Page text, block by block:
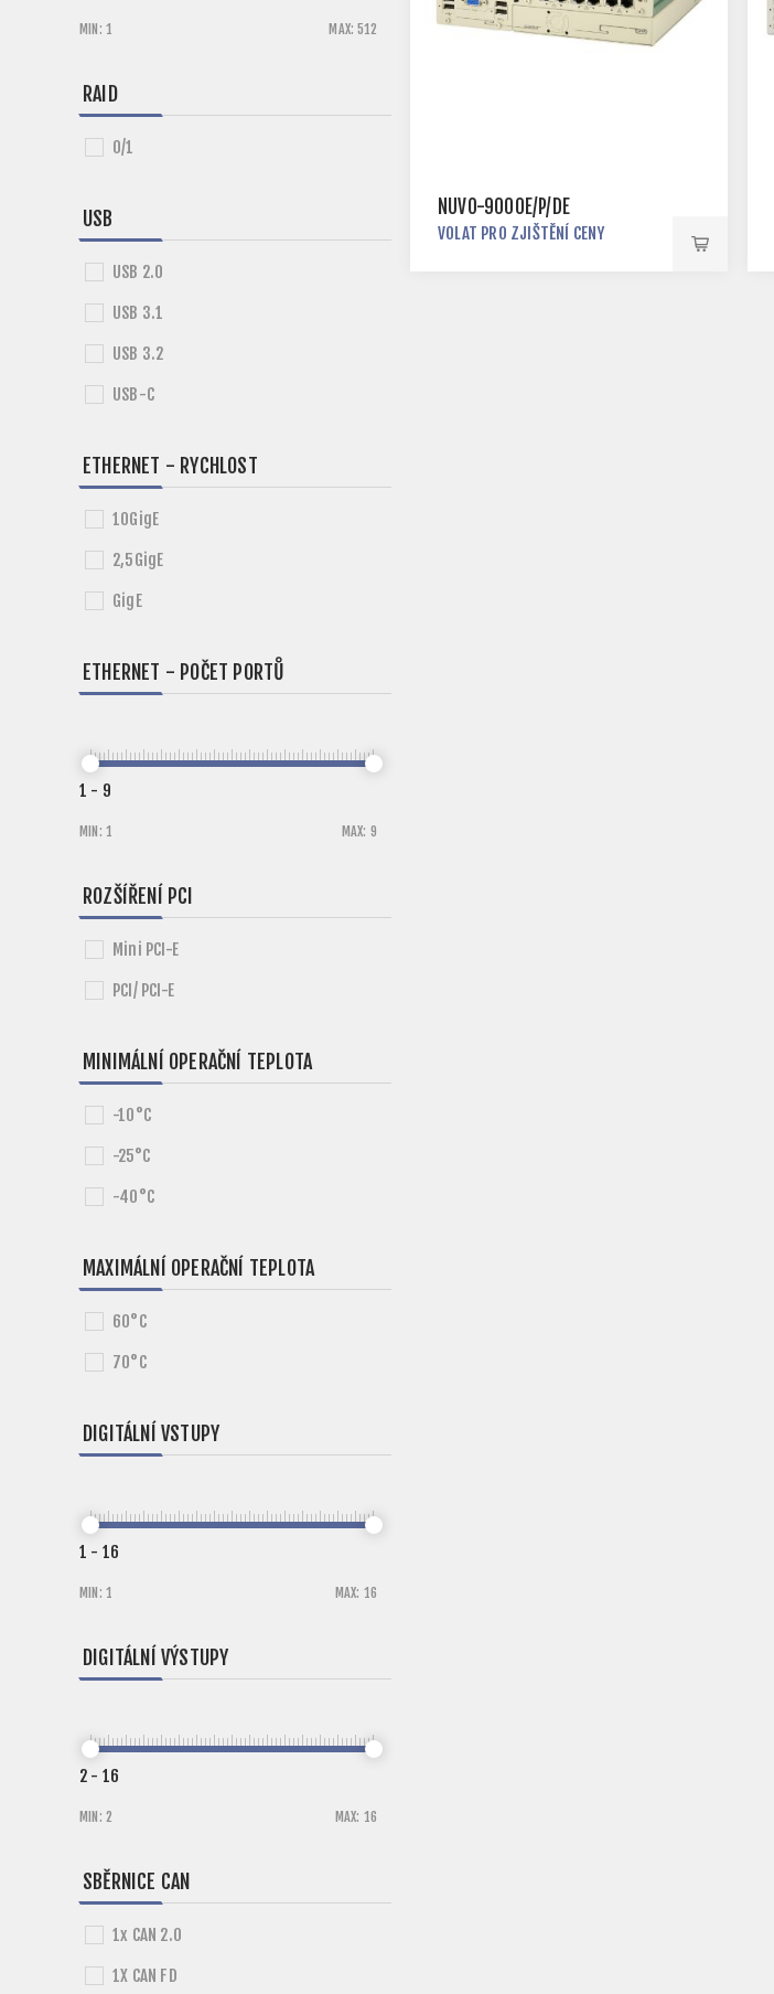
NUVO-9000E/P/DE
VOLAT PRO ZJIŠTĚNÍ CENY
MIN: 1 MAX: 512
RAID
0/1
USB
USB 2.0
USB 3.1
USB 3.2
USB-C
ETHERNET - RYCHLOST
10GigE
2,5GigE
GigE
ETHERNET - POČET PORTŮ
MIN: 1 MAX: 9
1 - 9
ROZŠÍŘENÍ PCI
Mini PCI-E
PCI/ PCI-E
MINIMÁLNÍ OPERAČNÍ TEPLOTA
-10°C
-25°C
-40°C
MAXIMÁLNÍ OPERAČNÍ TEPLOTA
60°C
70°C
DIGITÁLNÍ VSTUPY
MIN: 1 MAX: 16
1 - 16
DIGITÁLNÍ VÝSTUPY
MIN: 2 MAX: 16
2 - 16
SBĚRNICE CAN
1x CAN 2.0
1X CAN FD